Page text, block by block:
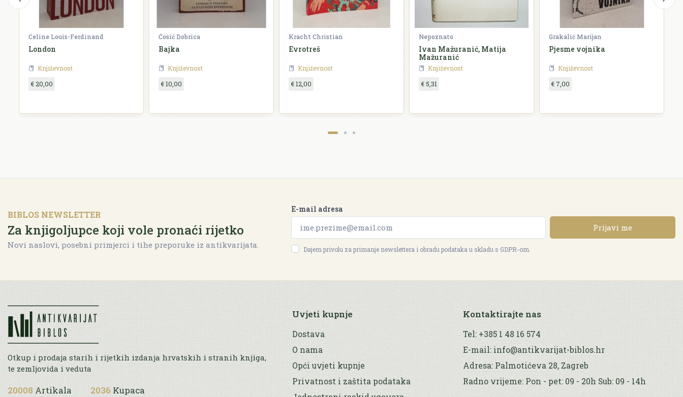
Celine Louis-Ferdinand
London
Književnost
€ 20,00
Ćosić Dobrica
Bajka
Književnost
€ 10,00
Kracht Christian
Evrotreš
Književnost
€ 12,00
Nepoznato
Ivan Mažuranić, Matija
Mažuranić
Književnost
€ 5,31
Grakalić Marijan
Pjesme vojnika
Književnost
€ 7,00
BIBLOS NEWSLETTER
Za knjigoljupce koji vole pronaći rijetko
Novi naslovi, posebni primjerci i tihe preporuke iz antikvarijata.
E-mail adresa
Prijavi me
Dajem privolu za primanje newslettera i obradu podataka u skladu s GDPR-om.
Otkup i prodaja starih i rijetkih izdanja hrvatskih i stranih knjiga,
te zemljovida i veduta
20008 Artikala 2036 Kupaca
Uvjeti kupnje
Dostava
O nama
Opći uvjeti kupnje
Privatnost i zaštita podataka
Kontaktirajte nas
Tel: +385 1 48 16 574
E-mail: info@antikvarijat-biblos.hr
Adresa: Palmotićeva 28, Zagreb
Radno vrijeme: Pon - pet: 09 - 20h Sub: 09 - 14h